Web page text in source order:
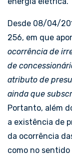
Desde 08/04/
256, em que
ocorrência de
de
atributo de
ainda que
Portanto, além
a existência de
da ocorrência
como no